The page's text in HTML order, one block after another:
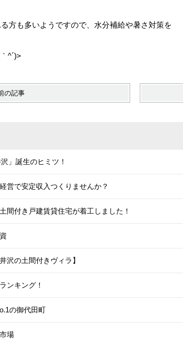
方も多いようですので、水分補給や暑さ対策を
^´)>
の記事
」誕生のヒミツ！
営で安定収入つくりませんか？
間付き戸建賃貸住宅が着工しました！
沢の土間付きヴィラ】
ンキング！
の御代田町
場